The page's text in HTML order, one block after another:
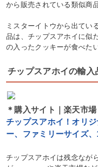
から販売されている類似商
ミスターイトウから出てい
品は、チップスアホイに似
の入ったクッキーが食べた
チップスアホイの輸入
＊購入サイト｜楽天市場
チップスアホイ！オリ
ー、ファミリーサイズ
チップスアホイは残念なが